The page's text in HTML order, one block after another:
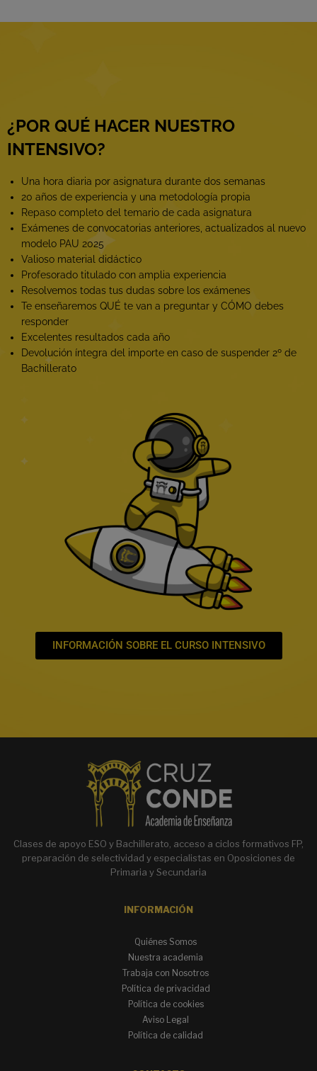
¿POR QUÉ HACER NUESTRO
INTENSIVO?
Una hora diaria por asignatura durante dos semanas
20 años de experiencia y una metodología propia
Repaso completo del temario de cada asignatura
Exámenes de convocatorias anteriores, actualizados al nuevo
modelo PAU 2025
Valioso material didáctico
Profesorado titulado con amplia experiencia
Resolvemos todas tus dudas sobre los exámenes
Te enseñaremos QUÉ te van a preguntar y CÓMO debes
responder
Excelentes resultados cada año
Devolución íntegra del importe en caso de suspender 2º de
Bachillerato
INFORMACIÓN SOBRE EL CURSO INTENSIVO
Clases de apoyo ESO y Bachillerato, acceso a ciclos formativos FP,
preparación de selectividad y especialistas en Oposiciones de
Primaria y Secundaria
INFORMACIÓN
Quiénes Somos
Nuestra academia
Trabaja con Nosotros
Política de privacidad
Política de cookies
Aviso Legal
Política de calidad